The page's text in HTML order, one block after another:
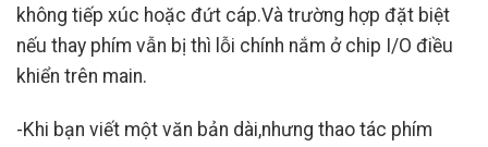
không tiếp xúc hoặc đứt cáp.Và trường hợp đặt biệt
nếu thay phím vẫn bị thì lỗi chính nắm ở chip I/O điều
khiển trên main.
-Khi bạn viết một văn bản dài,nhưng thao tác phím